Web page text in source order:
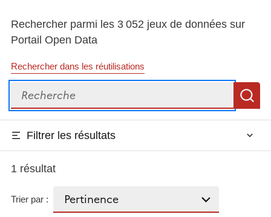
Rechercher parmi les 3 052 jeux de données sur
Portail Open Data
Rechercher dans les réutilisations
Recherche
Filtrer les résultats
1 résultat
Trier par :